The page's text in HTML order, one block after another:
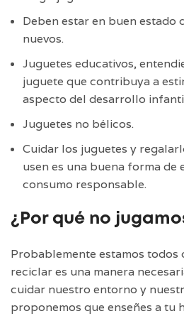
Deben estar en buen estado
nuevos.
Juguetes educativos,
juguete que contribuya a
aspecto del desarrollo
Juguetes no bélicos.
Cuidar los juguetes y
usen es una buena forma de
consumo responsable.
¿Por qué no
Probablemente estamos todos
reciclar es una manera
cuidar nuestro entorno y
proponemos que enseñes a tu